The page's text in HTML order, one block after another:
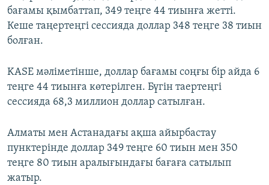
бағамы қымбаттап, 349 теңге 44 тиынға жетті.
Кеше таңертеңгі сессияда доллар 348 теңге 38 тиын
болған.
KASE мәліметінше, доллар бағамы соңғы бір айда 6
теңге 44 тиынға көтерілген. Бүгін таертеңгі
сессияда 68,3 миллион доллар сатылған.
Алматы мен Астанадағы ақша айырбастау
пунктерінде доллар 349 теңге 60 тиын мен 350
теңге 80 тиын аралығындағы бағаға сатылып
жатыр.